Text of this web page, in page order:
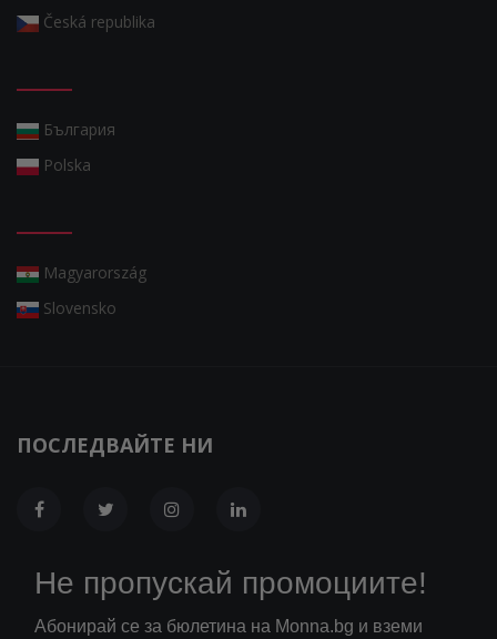
Česká republika
България
Polska
Magyarország
Slovensko
ПОСЛЕДВАЙТЕ НИ
Не пропускай промоциите!
Абонирай се за бюлетина на Monna.bg и вземи